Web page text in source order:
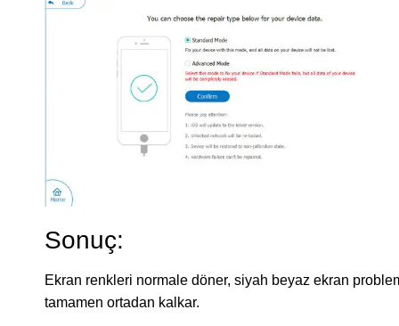
Sonuç:
Ekran renkleri normale döner, siyah beyaz ekran
tamamen ortadan kalkar.